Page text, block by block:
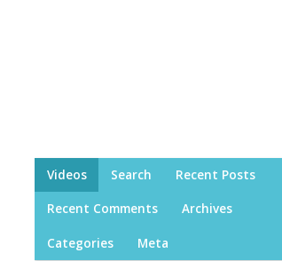
Videos Search Recent Posts
Recent Comments Archives
Categories Meta